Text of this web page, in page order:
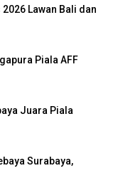
Lawan Bali dan
Piala AFF
Juara Piala
Surabaya,